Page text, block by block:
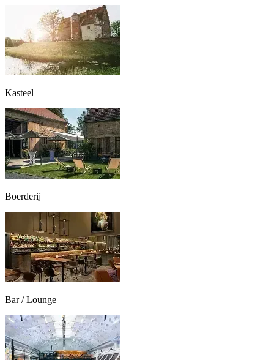
Kasteel
Boerderij
Bar / Lounge